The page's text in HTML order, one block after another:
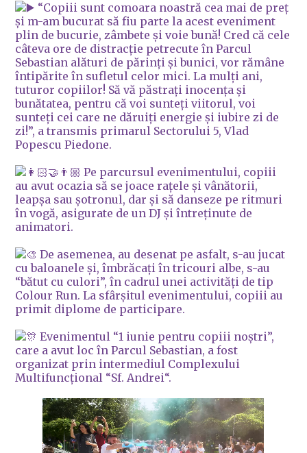
“Copiii sunt comoara noastră cea mai de preț
și m-am bucurat să fiu parte la acest eveniment
plin de bucurie, zâmbete și voie bună! Cred că cele
câteva ore de distracție petrecute în Parcul
Sebastian alături de părinți și bunici, vor rămâne
întipărite în sufletul celor mici. La mulți ani,
tuturor copiilor! Să vă păstrați inocența și
bunătatea, pentru că voi sunteți viitorul, voi
sunteți cei care ne dăruiți energie și iubire zi de
zi!”, a transmis primarul Sectorului 5, Vlad
Popescu Piedone.
Pe parcursul evenimentului, copiii
au avut ocazia să se joace rațele și vânătorii,
leapșa sau șotronul, dar și să danseze pe ritmuri
în vogă, asigurate de un DJ și întreținute de
animatori.
De asemenea, au desenat pe asfalt, s-au jucat
cu baloanele și, îmbrăcați în tricouri albe, s-au
“bătut cu culori”, în cadrul unei activități de tip
Colour Run. La sfârșitul evenimentului, copiii au
primit diplome de participare.
Evenimentul “1 iunie pentru copiii noștri”,
care a avut loc în Parcul Sebastian, a fost
organizat prin intermediul Complexului
Multifuncțional “Sf. Andrei“.